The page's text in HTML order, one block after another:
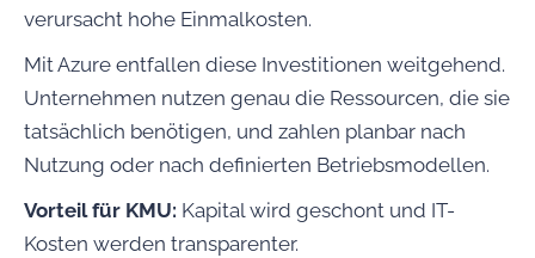
verursacht hohe Einmalkosten.
Mit Azure entfallen diese Investitionen weitgehend.
Unternehmen nutzen genau die Ressourcen, die sie
tatsächlich benötigen, und zahlen planbar nach
Nutzung oder nach definierten Betriebsmodellen.
Vorteil für KMU: Kapital wird geschont und IT-
Kosten werden transparenter.